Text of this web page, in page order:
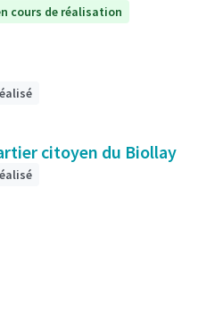
cours de réalisation
citoyen du Biollay